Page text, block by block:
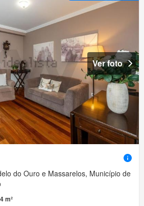
Ver foto
do Ouro e Massarelos, Município de
m²